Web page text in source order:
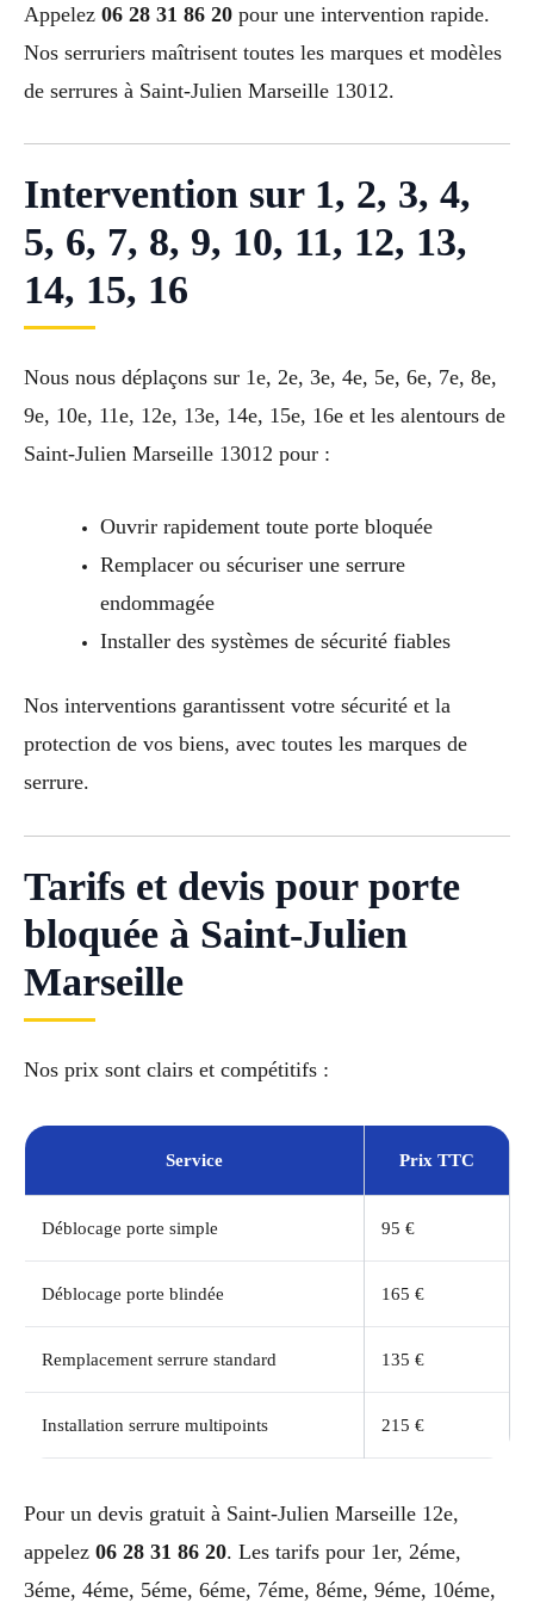
Appelez 06 28 31 86 20 pour une intervention rapide.
Nos serruriers maîtrisent toutes les marques et modèles
de serrures à Saint-Julien Marseille 13012.
Intervention sur 1, 2, 3, 4,
5, 6, 7, 8, 9, 10, 11, 12, 13,
14, 15, 16
Nous nous déplaçons sur 1e, 2e, 3e, 4e, 5e, 6e, 7e, 8e,
9e, 10e, 11e, 12e, 13e, 14e, 15e, 16e et les alentours de
Saint-Julien Marseille 13012 pour :
Ouvrir rapidement toute porte bloquée
Remplacer ou sécuriser une serrure
endommagée
Installer des systèmes de sécurité fiables
Nos interventions garantissent votre sécurité et la
protection de vos biens, avec toutes les marques de
serrure.
Tarifs et devis pour porte
bloquée à Saint-Julien
Marseille
Nos prix sont clairs et compétitifs :
Service Prix TTC
Déblocage porte simple 95 €
Déblocage porte blindée 165 €
Remplacement serrure standard 135 €
Installation serrure multipoints 215 €
Pour un devis gratuit à Saint-Julien Marseille 12e,
appelez 06 28 31 86 20. Les tarifs pour 1er, 2éme,
3éme, 4éme, 5éme, 6éme, 7éme, 8éme, 9éme, 10éme,